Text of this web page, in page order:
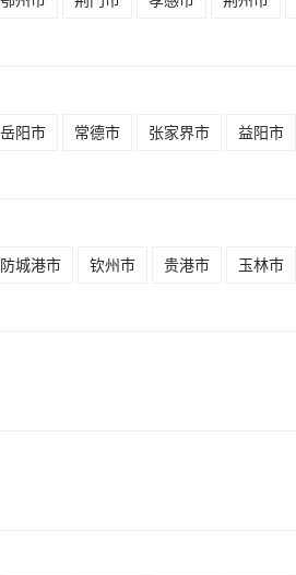
岳阳市 常德市 张家界市 益阳市
防城港市 钦州市 贵港市 玉林市